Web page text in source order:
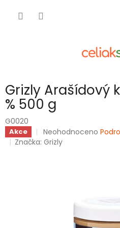
Grizly Arašídový
% 500 g
G0020
Akce
Průměrné
hodnocení
Neohodnoceno
Značka:Grizly